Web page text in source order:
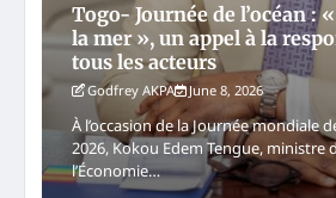
Togo- Journée de l’océan :
la mer », un appel à la
tous les acteurs
Godfrey AKPA June 8, 2026
À l’occasion de la Journée mondiale
2026, Kokou Edem Tengue, ministre
l’Économie…